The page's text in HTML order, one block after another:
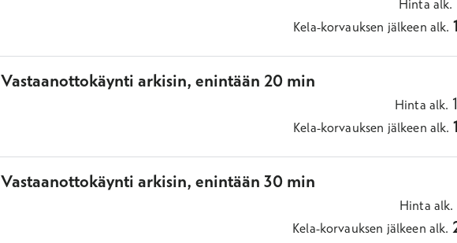
Hinta alk.
Kela-korvauksen jälkeen alk.
Vastaanottokäynti arkisin, enintään 20 min
Hinta alk.
Kela-korvauksen jälkeen alk.
Vastaanottokäynti arkisin, enintään 30 min
Hinta alk.
Kela-korvauksen jälkeen alk.